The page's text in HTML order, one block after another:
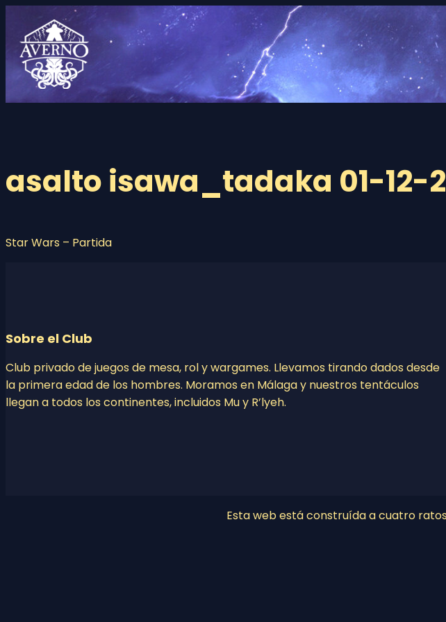
contenido
asalto isawa_tadaka 01-12-
Star Wars – Partida
Sobre el Club
Club privado de juegos de mesa, rol y wargames. Llevamos tirando dados desde
la primera edad de los hombres. Moramos en Málaga y nuestros tentáculos
llegan a todos los continentes, incluidos Mu y R’lyeh.
Esta web está construída a cuatro